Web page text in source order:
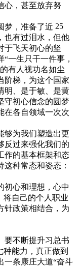
心，甚至放弃努
梦，准备了近 25
也有过泪水，但他
于飞天初心的坚
“一生只干一件事，
有人视功名如尘
阶梯，为这个国家
明、是于敏、是黄
守初心信念的圆梦
在各自领域一次次
够为我们塑造出更
反过来强化我们的
作的基本框架和态
种常态和姿态：
初心和理想，心中
将自己的个人职业
针政策相结合，为
要不断提升习总书
种能力，真正做到
一条康庄大道“奋斗